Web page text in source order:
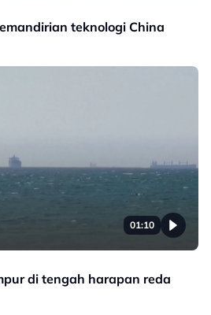
teknologi China
01:10
di tengah harapan reda